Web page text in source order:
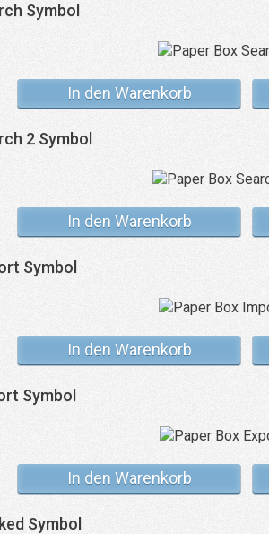
Symbol
In den Warenkorb
2 Symbol
In den Warenkorb
Symbol
In den Warenkorb
Symbol
In den Warenkorb
Symbol